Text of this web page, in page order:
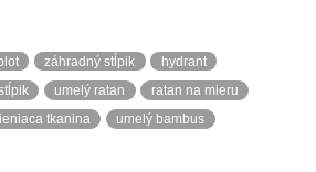
záhradný stĺpik
hydrant
umelý ratan
ratan na mieru
tkanina
umelý bambus